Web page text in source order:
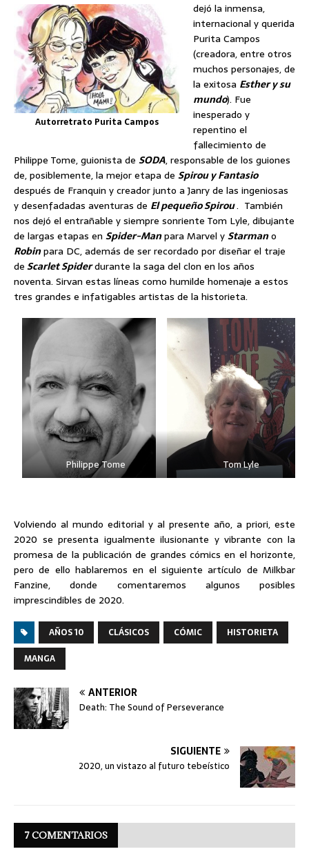
Autorretrato Purita Campos
dejó la inmensa,
internacional y querida
Purita Campos
(creadora, entre otros
muchos personajes, de
la exitosa Esther y su
mundo). Fue
inesperado y
repentino el
fallecimiento de
Philippe Tome, guionista de SODA, responsable de los guiones
de, posiblemente, la mejor etapa de Spirou y Fantasio
después de Franquin y creador junto a Janry de las ingeniosas
y desenfadadas aventuras de El pequeño Spirou. También
nos dejó el entrañable y siempre sonriente Tom Lyle, dibujante
de largas etapas en Spider-Manpara Marvel yStarmano
Robinpara DC, además de ser recordado por diseñar el traje
deScarlet Spiderdurante la saga del clon en los años
noventa. Sirvan estas líneas como humilde homenaje a estos
tres grandes e infatigables artistas de la historieta.
Philippe Tome Tom Lyle
Volviendo al mundo editorial y al presente año, a priori, este
2020 se presenta igualmente ilusionante y vibrante con la
promesa de la publicación de grandes cómics en el horizonte,
pero de ello hablaremos en el siguiente artículo de Milkbar
Fanzine, donde comentaremos algunos posibles
imprescindibles de 2020.
AÑOS 10 CLÁSICOS CÓMIC
HISTORIETA
MANGA
ANTERIOR
Death: The Sound of Perseverance
SIGUIENTE
2020, un vistazo al futuro tebeístico
7 COMENTARIOS